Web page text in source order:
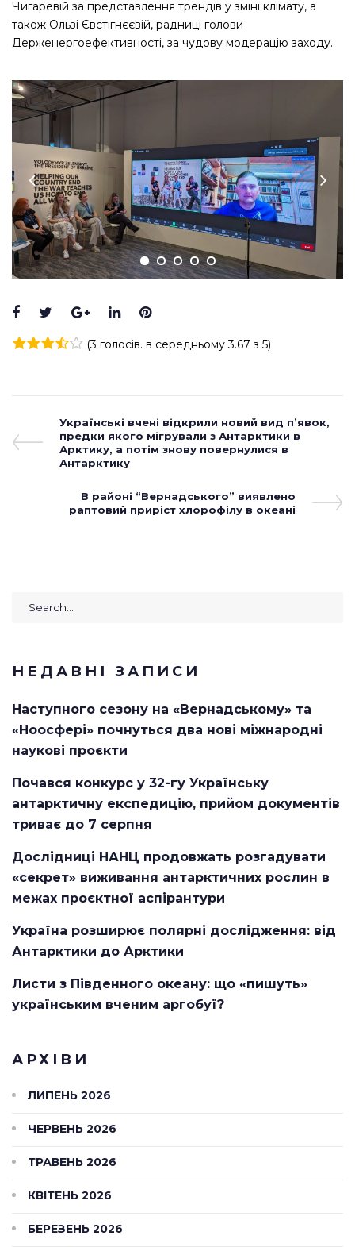
Чигаревій за представлення трендів у зміні клімату, а
також Ользі Євстігнєєвій, радниці голови
Держенергоефективності, за чудову модерацію заходу.
Facebook
TwitterGoogle+
LinkedInPinterest
(3 голосів. в середньому3.67 з 5)
Навігація
записів
Previous
Post
Українські вчені відкрили новий вид п’явок,
предки якого мігрували з Антарктики в
Арктику, а потім знову повернулися в
Антарктику
Next
Post
В районі “Вернадського” виявлено
раптовий приріст хлорофілу в океані
Search
НЕДАВНІ ЗАПИСИ
Наступного сезону на «Вернадському» та
«Ноосфері» почнуться два нові міжнародні
наукові проєкти
Почався конкурс у 32-гу Українську
антарктичну експедицію, прийом документів
триває до 7 серпня
Дослідниці НАНЦ продовжать розгадувати
«секрет» виживання антарктичних рослин в
межах проєктної аспірантури
Україна розширює полярні дослідження: від
Антарктики до Арктики
Листи з Південного океану: що «пишуть»
українським вченим аргобуї?
АРХІВИ
ЛИПЕНЬ 2026
ЧЕРВЕНЬ 2026
ТРАВЕНЬ 2026
КВІТЕНЬ 2026
БЕРЕЗЕНЬ 2026